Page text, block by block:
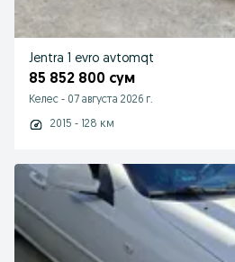
Jentra 1 evro avtomqt
85 852 800 сум
Келес - 07 августа 2026 г.
2015 - 128 км